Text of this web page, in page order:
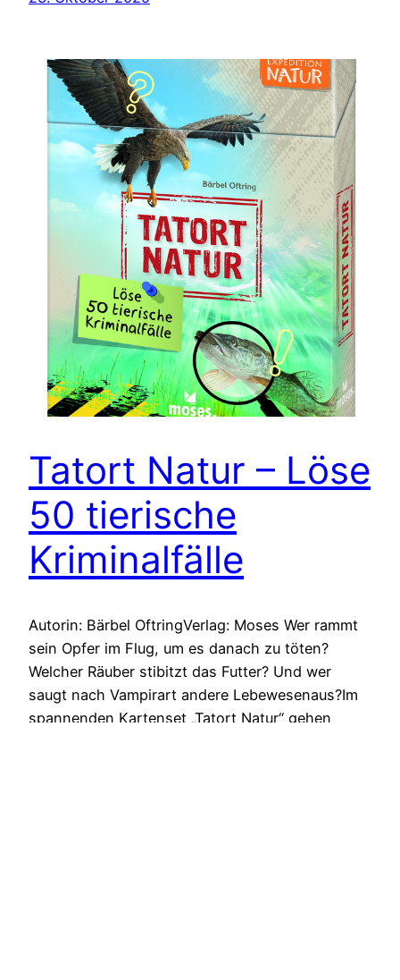
Tatort Natur – Löse
50 tierische
Kriminalfälle
Autorin: Bärbel OftringVerlag: Moses Wer rammt
sein Opfer im Flug, um es danach zu töten?
Welcher Räuber stibitzt das Futter? Und wer
saugt nach Vampirart andere Lebewesenaus?Im
spannenden Kartenset „Tatort Natur“ gehen